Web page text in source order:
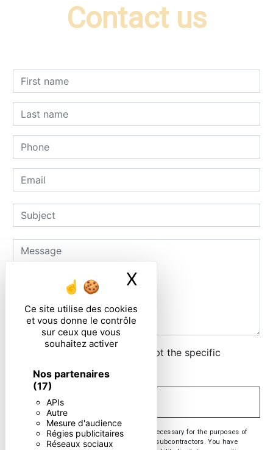
Ce site utilise des cookies
et vous donne le contrôle
sur ceux que vous
souhaitez activer
Nos partenaires
(17)
APIs
Autre
Mesure d'audience
Régies publicitaires
Réseaux sociaux
X
Contact us
By checking this box, I accept the specific
conditions below **
** The personal data communicated are necessary for the purposes of
contacting you. They are intended and its subcontractors. You have